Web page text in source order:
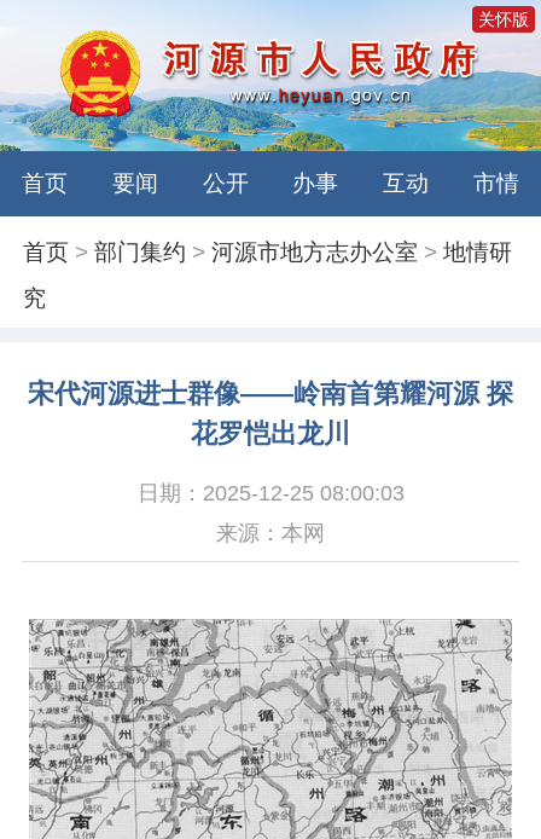
关怀版
首页 要闻 公开 办事 互动 市情
首页 >部门集约 >河源市地方志办公室 >地情研
究
宋代河源进士群像——岭南首第耀河源 探
花罗恺出龙川
日期：2025-12-25 08:00:03
来源：本网